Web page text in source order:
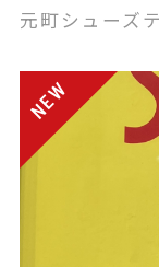
元町シューズ